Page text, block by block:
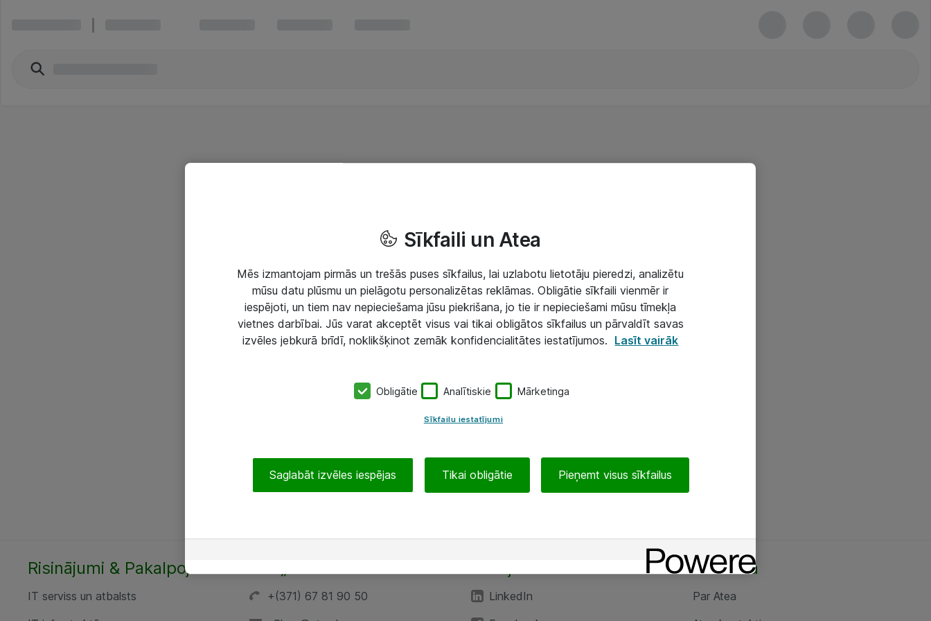
Risinājumi & Pakalpojumi
IT serviss un atbalsts
+(371) 67 81 90 50
LinkedIn
Par Atea
Par Atea
Sīkfaili un Atea
Mēs izmantojam pirmās un trešās puses sīkfailus, lai uzlabotu lietotāju pieredzi, analizētu
mūsu datu plūsmu un pielāgotu personalizētas reklāmas. Obligātie sīkfaili vienmēr ir
iespējoti, un tiem nav nepieciešama jūsu piekrišana, jo tie ir nepieciešami mūsu tīmekļa
vietnes darbībai. Jūs varat akceptēt visus vai tikai obligātos sīkfailus un pārvaldīt savas
izvēles jebkurā brīdī, noklikšķinot zemāk konfidencialitātes iestatījumos. Lasīt vairāk
Obligātie Analītiskie Mārketinga
Sīkfailu iestatījumi
Saglabāt izvēles iespējas Tikai obligātie Pieņemt visus sīkfailus